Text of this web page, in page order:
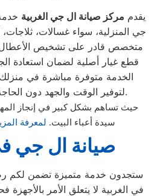
يقدم مركز صيانة ال جي الغربية
جي المنزلية، سواء غسالات،
متخصص قادر على تشخيص الأعطال
قطع غيار أصلية لضمان استعادة
الخدمة متوفرة مباشرة في
لتوفير الوقت والجهد دون الحاجة لنقل الجهاز للورشة.
حيث تساهم بشكل كبير في إنجاز
سيدة أعباء البيت. لمعرفة
صيانة ال جي
ستجدون خدمة متميزة تضمن لكم
في الغربية لا يتعلق الأمر